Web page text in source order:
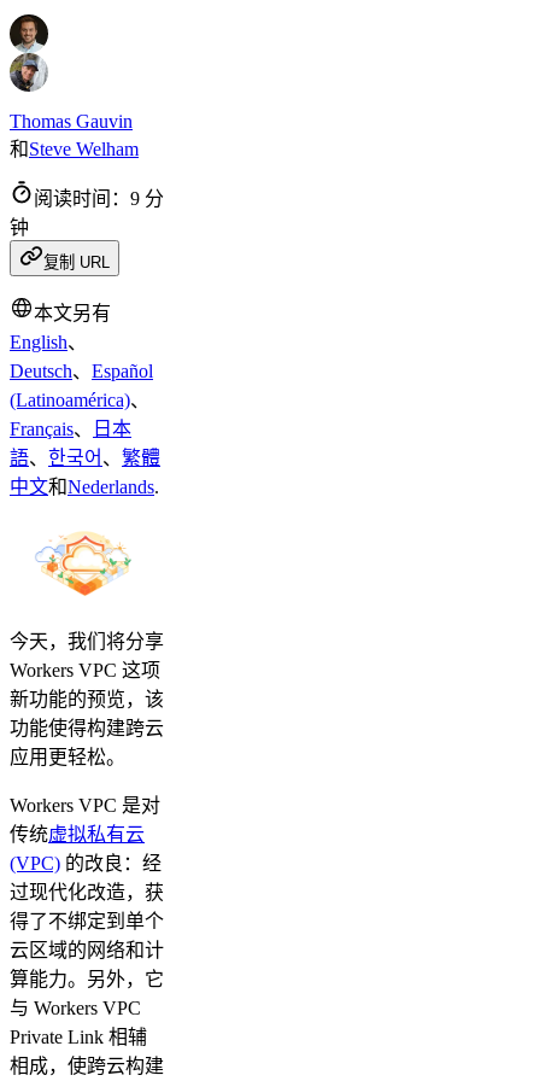
Thomas Gauvin
和Steve Welham
阅读时间：9 分
钟
复制 URL
本文另有
English、
Deutsch、 Español
(Latinoamérica)、
Français、
日本
語、 한국어 、 繁體
中文和Nederlands.
今天，我们将分享
Workers VPC 这项
新功能的预览，该
功能使得构建跨云
应用更轻松。
Workers VPC 是对
传统虚拟私有云
(VPC) 的改良：经
过现代化改造，获
得了不绑定到单个
云区域的网络和计
算能力。另外，它
与 Workers VPC
Private Link 相辅
相成，使跨云构建